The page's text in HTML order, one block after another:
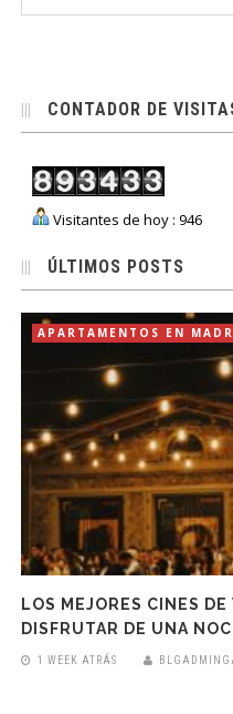
CONTADOR DE
Visitantes de hoy : 946
ÚLTIMOS POSTS
APARTAMENTOS EN
LOS MEJORES CINES
DISFRUTAR DE UNA
1 WEEK ATRÁS